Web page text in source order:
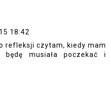
18:42
refleksji czytam, kiedy mam
musiała poczekać i